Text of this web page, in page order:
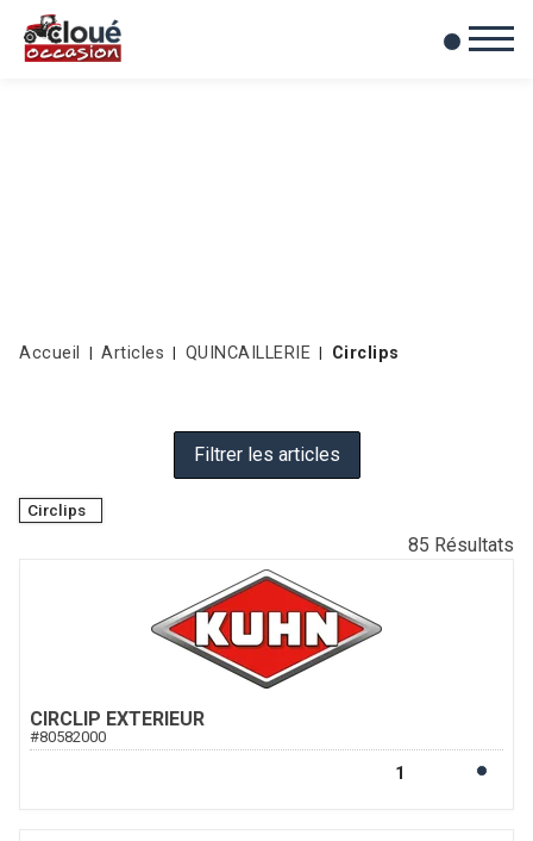
Mes favoris
0
Accueil Articles QUINCAILLERIE Circlips
Filtrer les articles
Circlips
85 Résultats
CIRCLIP EXTERIEUR
#80582000